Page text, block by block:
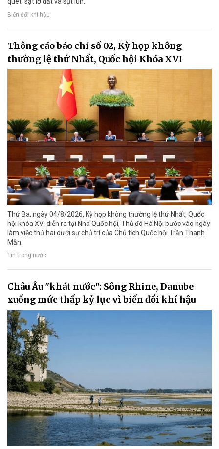
Biến đổi khí hậu
Thông cáo báo chí số 02, Kỳ họp không
thường lệ thứ Nhất, Quốc hội Khóa XVI
Thứ Ba, ngày 04/8/2026, Kỳ họp không thường lệ thứ Nhất, Quốc
hội khóa XVI diễn ra tại Nhà Quốc hội, Thủ đô Hà Nội bước vào ngày
làm việc thứ hai dưới sự chủ trì của Chủ tịch Quốc hội Trần Thanh
Mẫn.
Tin trong nước
Châu Âu "khát nước": Sông Rhine, Danube
xuống mức thấp kỷ lục vì biến đổi khí hậu